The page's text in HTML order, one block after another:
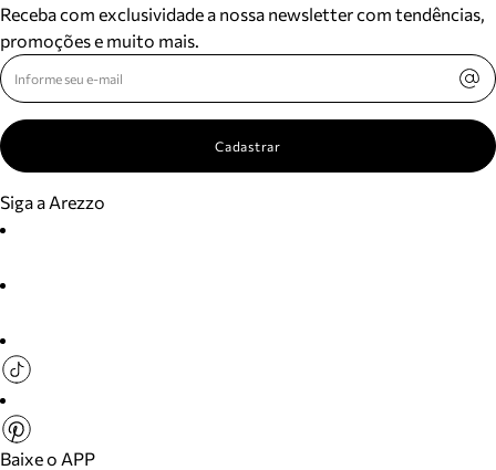
Receba com exclusividade a nossa newsletter com tendências,
promoções e muito mais.
Cadastrar
Siga a Arezzo
Baixe o APP